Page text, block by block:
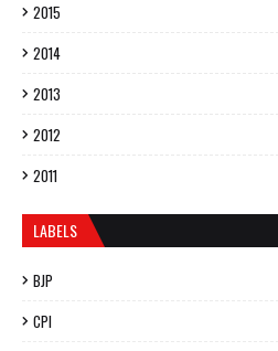
2015
2014
2013
2012
2011
LABELS
BJP
CPI